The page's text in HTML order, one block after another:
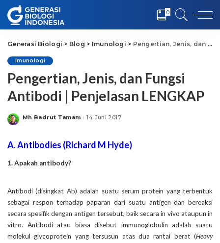
0
Generasi Biologi > Blog > Imunologi > Pengertian, Jenis, dan Fungsi Antibodi | Penjelasan LENGKAP
Imunologi
Pengertian, Jenis, dan Fungsi
Antibodi | Penjelasan LENGKAP
Posted
Mh Badrut Tamam 14 Juni 2017
A. Antibodies (Richard M Hyde)
1. Apakah antibody?
Antibodi (disingkat Ab) adalah suatu serum protein yang terbentuk
sebagai respon terhadap paparan dari suatu antigen dan bereaksi
secara spesifik dengan antigen tersebut, baik secara in vivo ataupun in
vitro. Antibodi atau biasa disebut immunoglobulin adalah suatu
molekul glycoprotein yang tersusun atas dua rantai berat (Heavy